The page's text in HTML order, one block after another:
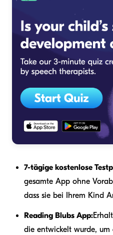
7-tägige kostenlose
gesamte App ohne
dass sie bei Ihrem Kind
Reading Blubs App:
die entwickelt wurde, um